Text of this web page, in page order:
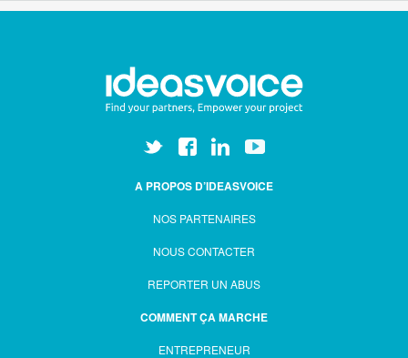
A PROPOS D’IDEASVOICE
NOS PARTENAIRES
NOUS CONTACTER
REPORTER UN ABUS
COMMENT ÇA MARCHE
ENTREPRENEUR